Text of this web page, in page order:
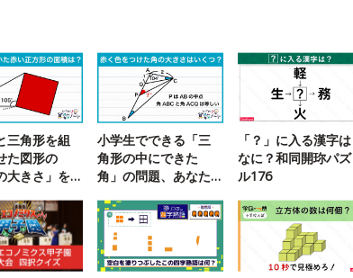
三角形を組
た図形の
大きさ」を
小学生でできる「三
角形の中にできた
角」の問題、あなた
「？」に入る漢字は
なに？和同開珎パズ
ル176